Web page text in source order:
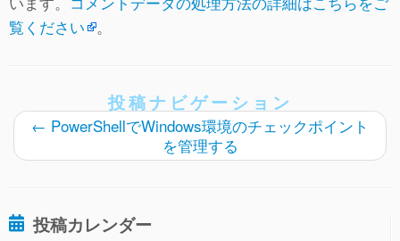
覧ください
。
投稿ナビゲーション
← PowerShellでWindows環境のチェックポイント
を管理する
投稿カレンダー